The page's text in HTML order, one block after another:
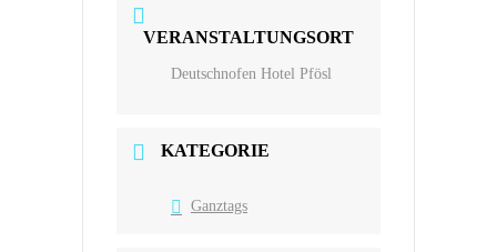
VERANSTALTUNGSORT
Deutschnofen Hotel Pfösl
KATEGORIE
Ganztags